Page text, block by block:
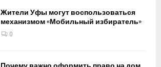
Жители Уфы могут воспользоваться
механизмом «Мобильный избиратель»
0